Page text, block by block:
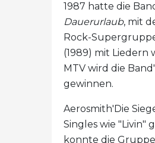
1987 hatte die
Dauerurlaub, mit
Rock-
(1989) mit Liedern
MTV wird die
gewinnen.
Aerosmith'Die
Singles wie "Livin"
konnte die